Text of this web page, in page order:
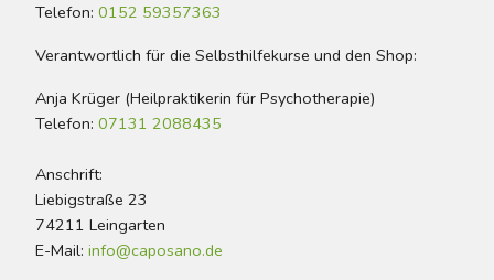
Telefon: 0152 59357363
Verantwortlich für die Selbsthilfekurse und den Shop:
Anja Krüger (Heilpraktikerin für Psychotherapie)
Telefon: 07131 2088435
Anschrift:
Liebigstraße 23
74211 Leingarten
E-Mail: info@caposano.de